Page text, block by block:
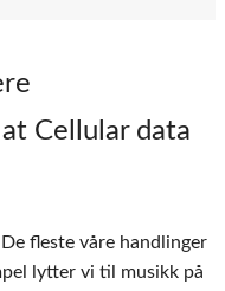
Cellular data
fleste våre handlinger
lytter vi til musikk på